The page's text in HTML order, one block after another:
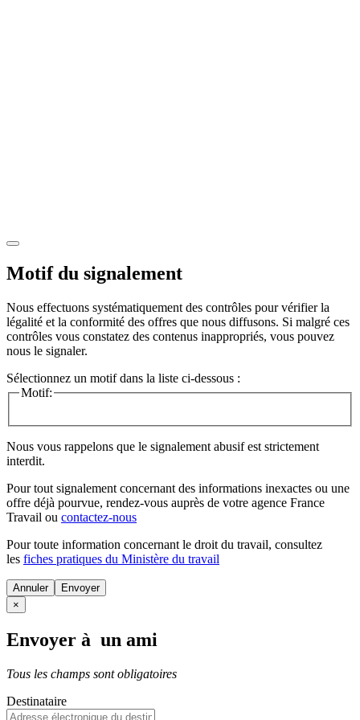
Motif du signalement
Nous effectuons systématiquement des contrôles pour vérifier la
légalité et la conformité des offres que nous diffusons. Si malgré ces
contrôles vous constatez des contenus inappropriés, vous pouvez
nous le signaler.
Sélectionnez un motif dans la liste ci-dessous :
Motif:
Nous vous rappelons que le signalement abusif est strictement
interdit.
Pour tout signalement concernant des informations inexactes ou une
offre déjà pourvue, rendez-vous auprès de votre agence France
Travail ou contactez-nous
Pour toute information concernant le droit du travail, consultez
les fiches pratiques du Ministère du travail
Annuler
×
Envoyer à un ami
Tous les champs sont obligatoires
Destinataire